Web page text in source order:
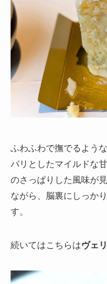
ふわふわで撫でるよう
パリとしたマイルドな
のさっぱりした風味が
ながら、脳裏にしっか
す。
続いてはこちらはヴェ